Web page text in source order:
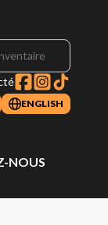
ENGLISH
NOUS